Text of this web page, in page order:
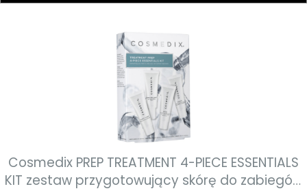
Cosmedix PREP TREATMENT 4-PIECE ESSENTIALS
KIT zestaw przygotowujący skórę do zabiegów